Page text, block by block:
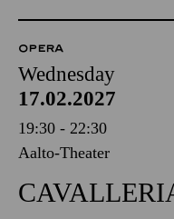
OPERA
Wednesday
17.02.2027
19:30 - 22:30
Aalto-Theater